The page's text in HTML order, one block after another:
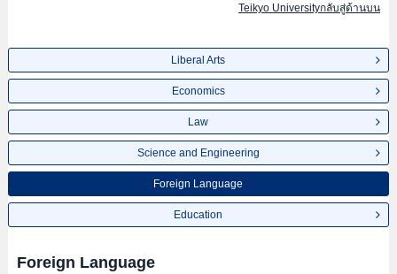
Teikyo Universityกลับสู่ด้านบน
Liberal Arts
Economics
Law
Science and Engineering
Foreign Language
Education
Foreign Language